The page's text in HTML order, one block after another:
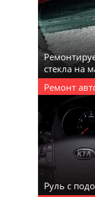
стекла на
Ремонт
Руль с